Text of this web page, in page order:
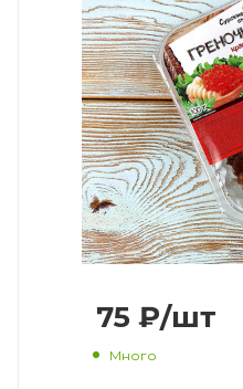
75 ₽/шт
Много